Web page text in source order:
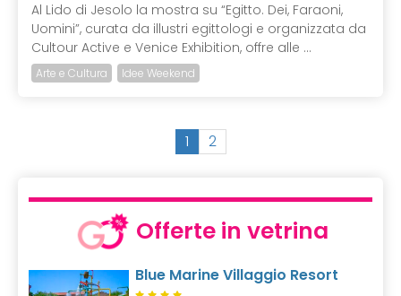
Al Lido di Jesolo la mostra su “Egitto. Dei, Faraoni,
Uomini”, curata da illustri egittologi e organizzata da
Cultour Active e Venice Exhibition, offre alle ...
Arte e Cultura Idee Weekend
1(
c
r
e
t
2
Offerte in vetrina
Blue Marine Villaggio Resort